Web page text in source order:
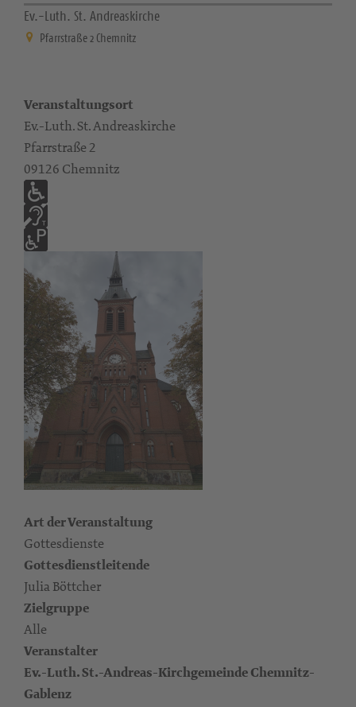
Ev.-Luth. St. Andreaskirche
Pfarrstraße 2 Chemnitz
Veranstaltungsort
Ev.-Luth. St. Andreaskirche
Pfarrstraße 2
09126 Chemnitz
Art der Veranstaltung
Gottesdienste
Gottesdienstleitende
Julia Böttcher
Zielgruppe
Alle
Veranstalter
Ev.-Luth. St.-Andreas-Kirchgemeinde Chemnitz-
Gablenz